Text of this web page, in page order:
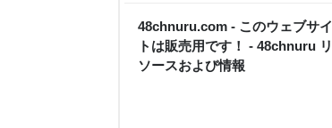
48chnuru.com - このウェブサイ
トは販売用です！ - 48chnuru リ
ソースおよび情報